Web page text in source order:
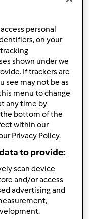
10
personal
on your
shown under we
If trackers are
see may not be as
menu to change
any time by
the bottom of the
within our
Privacy Policy.
to provide:
scan device
and/or access
advertising and